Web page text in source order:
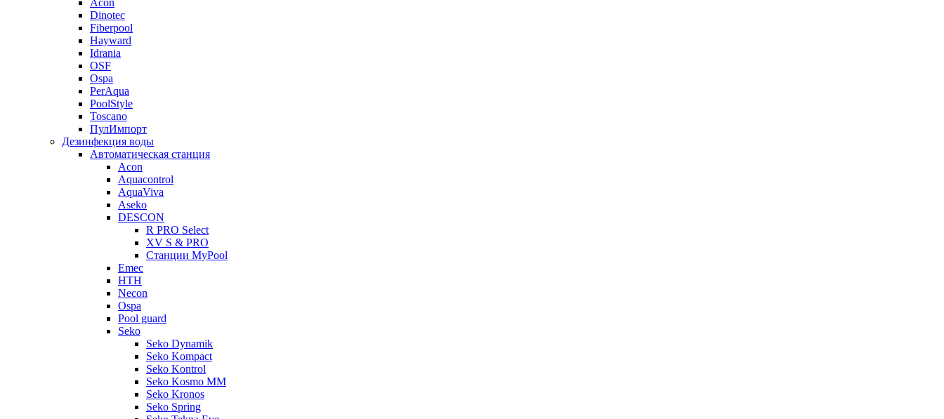
Dinotec
Fiberpool
Hayward
Idrania
OSF
Ospa
PerAqua
PoolStyle
Toscano
ПулИмпорт
Дезинфекция воды
Автоматическая станция
Acon
Aquacontrol
AquaViva
Aseko
DESCON
R PRO Select
XV S & PRO
Станции MyPool
Emec
HTH
Necon
Ospa
Pool guard
Seko
Seko Dynamik
Seko Kompact
Seko Kontrol
Seko Kosmo MM
Seko Kronos
Seko Spring